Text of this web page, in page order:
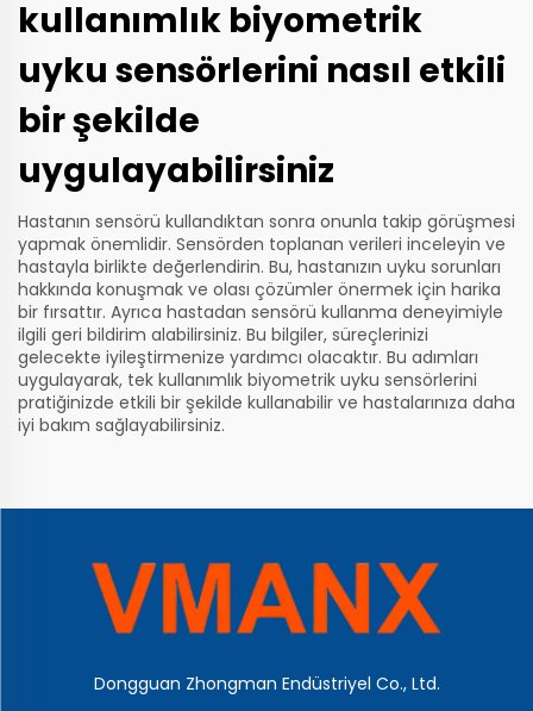
kullanımlık biyometrik
uyku sensörlerini nasıl etkili
bir şekilde
uygulayabilirsiniz
Hastanın sensörü kullandıktan sonra onunla takip görüşmesi
yapmak önemlidir. Sensörden toplanan verileri inceleyin ve
hastayla birlikte değerlendirin. Bu, hastanızın uyku sorunları
hakkında konuşmak ve olası çözümler önermek için harika
bir fırsattır. Ayrıca hastadan sensörü kullanma deneyimiyle
ilgili geri bildirim alabilirsiniz. Bu bilgiler, süreçlerinizi
gelecekte iyileştirmenize yardımcı olacaktır. Bu adımları
uygulayarak, tek kullanımlık biyometrik uyku sensörlerini
pratiğinizde etkili bir şekilde kullanabilir ve hastalarınıza daha
iyi bakım sağlayabilirsiniz.
Dongguan Zhongman Endüstriyel Co., Ltd.